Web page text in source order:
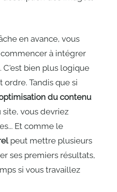
en avance, vous
à intégrer
bien plus logique
Tandis que si
du contenu
site, vous devriez
Et comme le
peut mettre plusieurs
ses premiers résultats,
si vous travaillez